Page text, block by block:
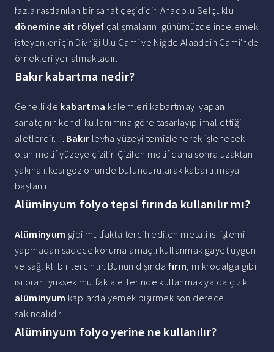
fazla rastlanılan bir sanat çeşididir. Anadolu Selçuklu
dönemine ait rölyef çalışmalarını günümüzde incelemek
isteyenler için Divriği Ulu Cami ve Niğde Alaaddin Cami'nde
örnekleri yer almaktadır.
Bakır kabartma nedir?
Genellikle kabartma kalemleri kabartmayı yapan
sanatçının kendi kullanımına göre tasarlayıp imal ettiği
aletlerdir. ... Bakır levha yüzeyi temizlenerek işlenecek
olan motif yüzeye çizilir. Çizilen motif daha sonra uzaktan-
yakına ilkesi göz önünde bulundurularak kabartılmaya
başlanır.
Alüminyum folyo tepsi fırında kullanılır mı?
Alüminyum gibi mutfakta tercih edilen metali ısı işlemi
yapmadan sadece koruma amaçlı kullanmak gayet uygun
ve sağlıklı bir tercihtir. Bunun dışında fırın, mikrodalga gibi
ısı oranı yüksek mutfak aletlerinde kullanmak ya da çizik
alüminyum kaplarda yemek pişirmek son derece
sakıncalıdır.
Alüminyum folyo yerine ne kullanılır?